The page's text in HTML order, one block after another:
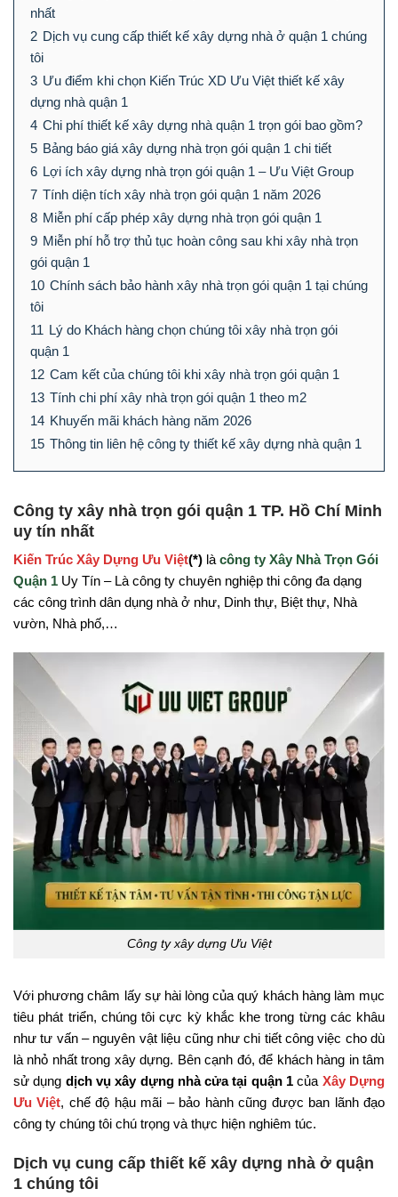
nhất
2 Dịch vụ cung cấp thiết kế xây dựng nhà ở quận 1 chúng
tôi
3 Ưu điểm khi chọn Kiến Trúc XD Ưu Việt thiết kế xây
dựng nhà quận 1
4 Chi phí thiết kế xây dựng nhà quận 1 trọn gói bao gồm?
5 Bảng báo giá xây dựng nhà trọn gói quận 1 chi tiết
6 Lợi ích xây dựng nhà trọn gói quận 1 – Ưu Việt Group
7 Tính diện tích xây nhà trọn gói quận 1 năm 2026
8 Miễn phí cấp phép xây dựng nhà trọn gói quận 1
9 Miễn phí hỗ trợ thủ tục hoàn công sau khi xây nhà trọn
gói quận 1
10 Chính sách bảo hành xây nhà trọn gói quận 1 tại chúng
tôi
11 Lý do Khách hàng chọn chúng tôi xây nhà trọn gói
quận 1
12 Cam kết của chúng tôi khi xây nhà trọn gói quận 1
13 Tính chi phí xây nhà trọn gói quận 1 theo m2
14 Khuyến mãi khách hàng năm 2026
15 Thông tin liên hệ công ty thiết kế xây dựng nhà quận 1
Công ty xây nhà trọn gói quận 1 TP. Hồ Chí Minh
uy tín nhất
Kiến Trúc Xây Dựng Ưu Việt(*) là công ty Xây Nhà Trọn Gói
Quận 1 Uy Tín – Là công ty chuyên nghiệp thi công đa dạng
các công trình dân dụng nhà ở như, Dinh thự, Biệt thự, Nhà
vườn, Nhà phố,…
Công ty xây dựng Ưu Việt
Với phương châm lấy sự hài lòng của quý khách hàng làm mục
tiêu phát triển, chúng tôi cực kỳ khắc khe trong từng các khâu
như tư vấn – nguyên vật liệu cũng như chi tiết công việc cho dù
là nhỏ nhất trong xây dựng. Bên cạnh đó, để khách hàng in tâm
sử dụng dịch vụ xây dựng nhà cửa tại quận 1 của Xây Dựng
Ưu Việt, chế độ hậu mãi – bảo hành cũng được ban lãnh đạo
công ty chúng tôi chú trọng và thực hiện nghiêm túc.
Dịch vụ cung cấp thiết kế xây dựng nhà ở quận
1 chúng tôi